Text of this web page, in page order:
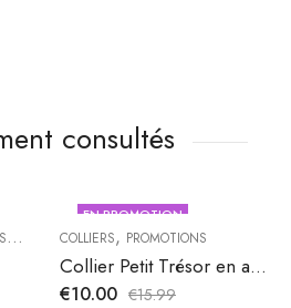
consultés
, PROMOTIONS
EN PROMOTION
COLLIERS, PROMOTIONS
Collier Petit Trésor en acier inoxydable
€10.00 €15.99